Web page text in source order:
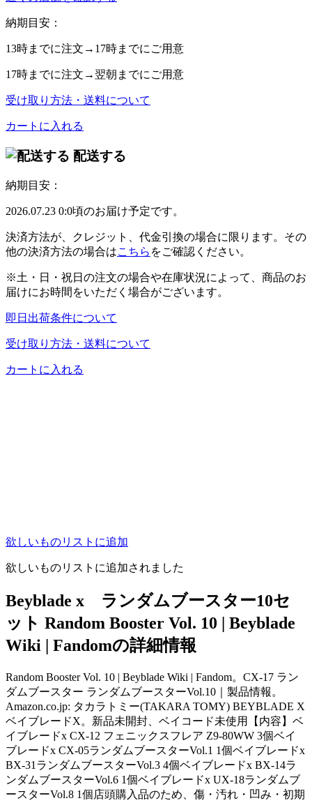
納期目安：
13時までに注文→ 17時までにご用意
17時までに注文→ 翌朝 までにご用意
受け取り方法・送料について
カートに入れる
配送する
納期目安：
2026.07.23 0:0頃のお届け予定です。
決済方法が、クレジット、代金引換の場合に限ります。その
他の決済方法の場合はこちら をご確認ください。
※土・日・祝日の注文の場合や在庫状況によって、商品のお
届けにお時間をいただく場合がございます。
即日出荷条件について
受け取り方法・送料について
カートに入れる
欲しいものリストに追加
欲しいものリストに追加されました
Beyblade x ランダムブースター10セ
ット Random Booster Vol. 10 | Beyblade
Wiki | Fandomの詳細情報
Random Booster Vol. 10 | Beyblade Wiki | Fandom。CX-17 ラン
ダムブースター ランダムブースターVol.10｜製品情報。
Amazon.co.jp: タカラトミー(TAKARA TOMY) BEYBLADE X
ベイブレードX。新品未開封、ベイコード未使用【内容】ベ
イブレードx CX-12 フェニックスフレア Z9-80WW 3個ベイ
ブレードx CX-05ランダムブースターVol.1 1個ベイブレードx
BX-31ランダムブースターVol.3 4個ベイブレードx BX-14ラ
ンダムブースターVol.6 1個ベイブレードx UX-18ランダムブ
ースターVol.8 1個店頭購入品のため、傷・汚れ・凹み・初期